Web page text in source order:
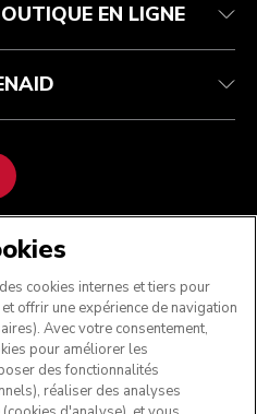
EN LIGNE
NOUS
cookies internes et tiers pour
offrir une expérience de navigation
Avec votre consentement,
pour améliorer les
des fonctionnalités
réaliser des analyses